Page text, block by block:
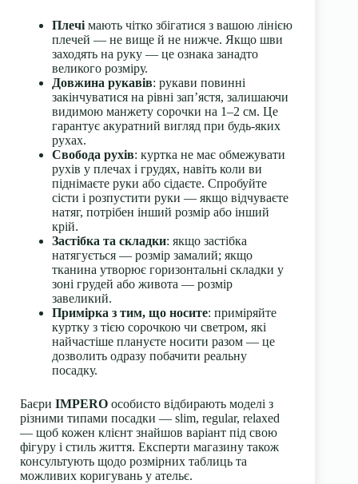
Плечі мають чітко збігатися з вашою лінією
плечей — не вище й не нижче. Якщо шви
заходять на руку — це ознака занадто
великого розміру.
Довжина рукавів: рукави повинні
закінчуватися на рівні зап’ястя, залишаючи
видимою манжету сорочки на 1–2 см. Це
гарантує акуратний вигляд при будь-яких
рухах.
Свобода рухів: куртка не має обмежувати
рухів у плечах і грудях, навіть коли ви
піднімаєте руки або сідаєте. Спробуйте
сісти і розпустити руки — якщо відчуваєте
натяг, потрібен інший розмір або інший
крій.
Застібка та складки: якщо застібка
натягується — розмір замалий; якщо
тканина утворює горизонтальні складки у
зоні грудей або живота — розмір
завеликий.
Примірка з тим, що носите: приміряйте
куртку з тією сорочкою чи светром, які
найчастіше плануєте носити разом — це
дозволить одразу побачити реальну
посадку.
Баєри IMPERO особисто відбирають моделі з
різними типами посадки — slim, regular, relaxed
— щоб кожен клієнт знайшов варіант під свою
фігуру і стиль життя. Експерти магазину також
консультують щодо розмірних таблиць та
можливих коригувань у ательє.